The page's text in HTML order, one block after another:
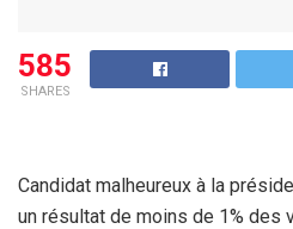
585
SHARES
Candidat malheureux à la
un résultat de moins de 1% des